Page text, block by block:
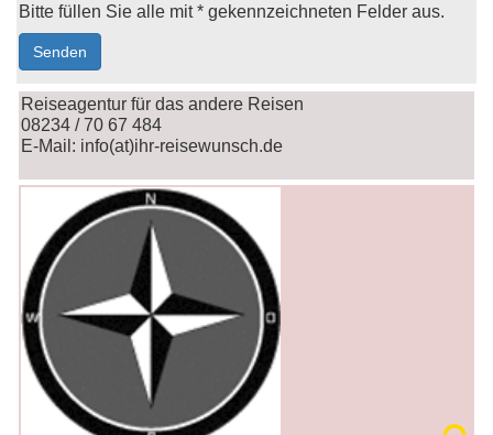
Bitte füllen Sie alle mit * gekennzeichneten Felder aus.
Reiseagentur für das andere Reisen
08234 / 70 67 484
E-Mail: info(at)ihr-reisewunsch.de